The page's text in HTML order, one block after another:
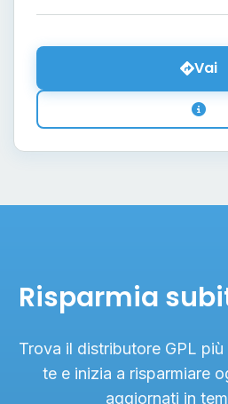
Vai
Risparmia
Trova il distributore GPL
te e inizia a risparmiare
aggiornati in